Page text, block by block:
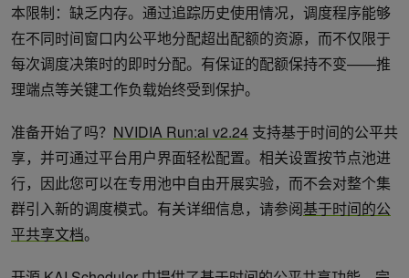
本限制：缺乏内存。通过追踪历史使用情况，调度程序能够
在不同时间窗口内公平地分配超出配额的资源，而不仅限于
每次调度决策时的即时分配。有保证的配额保持不变——推
理端点等关键工作负载始终受到保护。
准备开始了吗？ NVIDIA Run:ai v2.24 支持基于时间的公平共
享，并可通过平台用户界面轻松配置。相关设置按节点池进
行，因此您可以在专用池中自由开展实验，而不会对整个集
群引入新的调度模式。有关详细信息，请参阅基于时间的公
平共享文档。